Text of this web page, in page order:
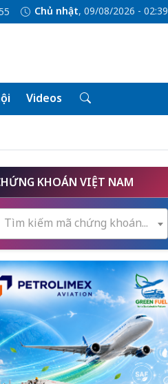
Chủ nhật, 09/08/2026 - 02:39
Videos
KHOÁN VIỆT NAM
Tìm kiếm mã chứng khoán...